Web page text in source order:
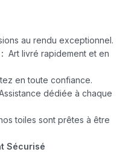
au rendu exceptionnel.
Art livré rapidement et en
en toute confiance.
dédiée à chaque
toiles sont prêtes à être
Sécurisé